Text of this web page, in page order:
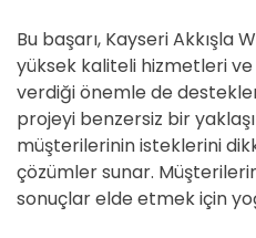
Bu başarı, Kayseri Akkışla
yüksek kaliteli hizmetleri
verdiği önemle de
projeyi benzersiz bir
müşterilerinin isteklerini
çözümler sunar.
sonuçlar elde etmek için